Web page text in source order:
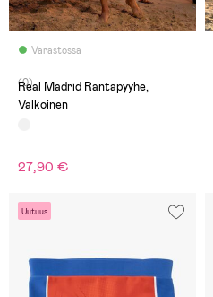
Varastossa
(0)
Real Madrid Rantapyyhe,
Valkoinen
27,90 €
Uutuus